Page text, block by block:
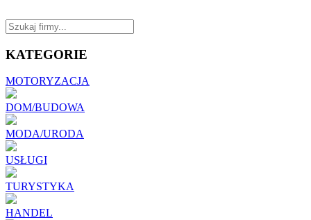
KATEGORIE
MOTORYZACJA
DOM/BUDOWA
MODA/URODA
USŁUGI
TURYSTYKA
HANDEL